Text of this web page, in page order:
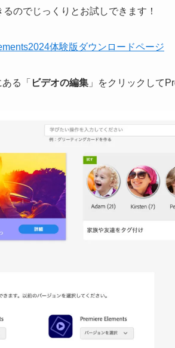
のでじっくりとお試しできます！
体験版ダウンロードページ
る「 ビデオの編集 」をクリックして